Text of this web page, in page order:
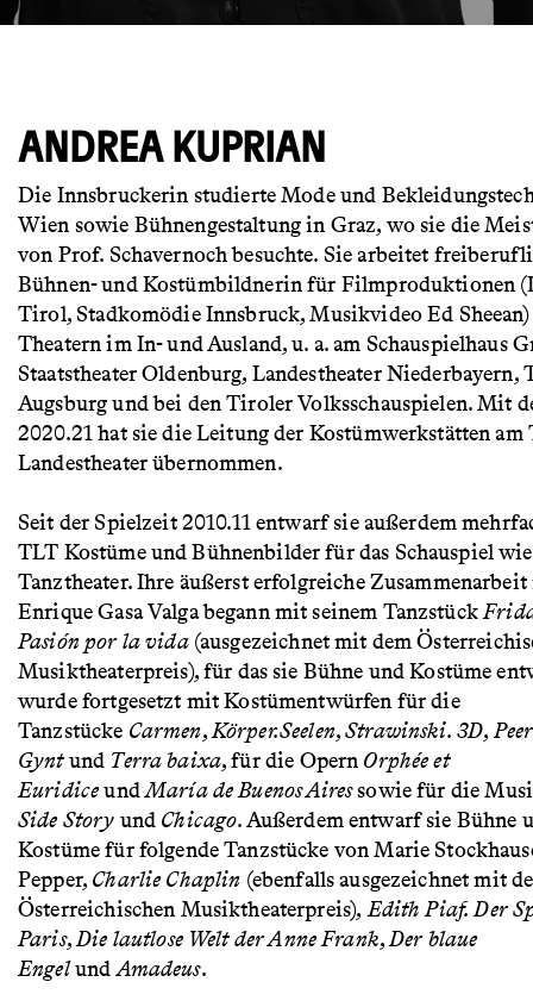
ANDREA KUPRIAN
Die Innsbruckerin studierte Mode und
Wien sowie Bühnengestaltung in Graz, wo sie die
von Prof. Schavernoch besuchte. Sie arbeitet
Bühnen- und Kostümbildnerin für Filmproduktionen
Tirol, Stadkomödie Innsbruck, Musikvideo Ed
Theatern im In- und Ausland, u. a. am Schauspielhaus
Staatstheater Oldenburg, Landestheater Niederbayern,
Augsburg und bei den Tiroler Volksschauspielen. Mit
2020.21 hat sie die Leitung der Kostümwerkstätten
Landestheater übernommen.
Seit der Spielzeit 2010.11 entwarf sie außerdem
TLT Kostüme und Bühnenbilder für das Schauspiel
Tanztheater. Ihre äußerst erfolgreiche
Enrique Gasa Valga begann mit seinem Tanzstück
Pasión por la vida(ausgezeichnet mit dem
Musiktheaterpreis), für das sie Bühne und Kostüme
wurde fortgesetzt mit Kostümentwürfen für die
Tanzstücke Carmen,Körper.Seelen,Strawinski. 3D,Peer
Gyntund Terra baixa, für die Opern Orphée et
EuridiceundMaría de Buenos Airessowie für die
Side Story und Chicago. Außerdem entwarf sie Bühne
Kostüme für folgende Tanzstücke von Marie
Pepper, Charlie Chaplin (ebenfalls ausgezeichnet mit
Österreichischen Musiktheaterpreis), Edith Piaf. Der
Paris,Die lautlose Welt der Anne Frank,Der blaue
EngelundAmadeus.